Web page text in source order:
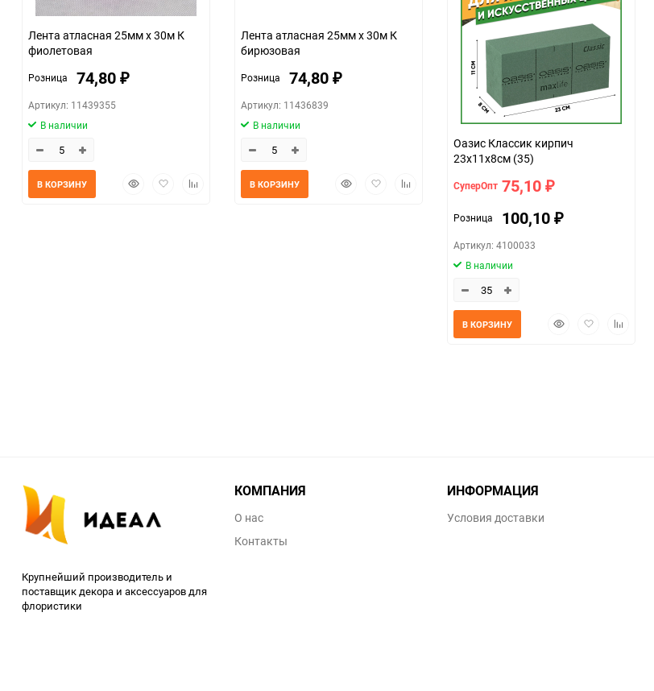
Лента атласная 25мм х 30м К
фиолетовая
Розница 74,80 ₽
Артикул: 11439355
В наличии
БыстрыйДобавитьДобавить
В КОРЗИНУ
Лента атласная 25мм х 30м К
бирюзовая
Розница 74,80 ₽
Артикул: 11436839
В наличии
БыстрыйДобавитьДобавить
В КОРЗИНУ
Оазис Классик кирпич
23х11х8см (35)
СуперОпт 75,10 ₽
Розница 100,10 ₽
Артикул: 4100033
В наличии
БыстрыйДобавитьДобавить
В КОРЗИНУ
Крупнейший производитель и
поставщик декора и аксессуаров для
флористики
КОМПАНИЯ
О нас
Контакты
ИНФОРМАЦИЯ
Условия доставки